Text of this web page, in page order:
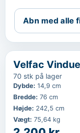
Abn med alle
‹
Velfac
70 stk på lager
Dybde: 14,9 cm
Bredde: 76 cm
Højde: 242,5 cm
Vægt: 75,64 kg